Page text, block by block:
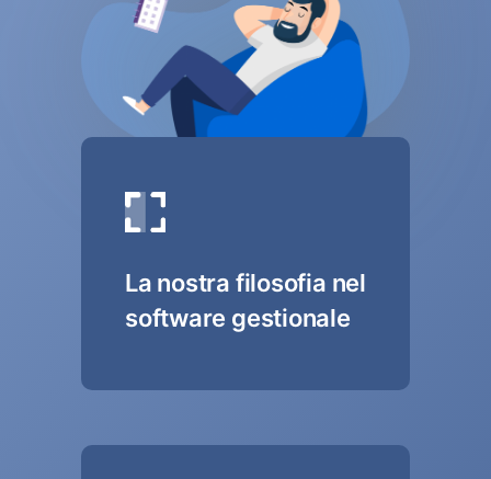
La nostra filosofia nel
software gestionale